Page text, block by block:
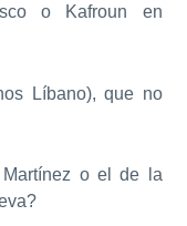
o Kafroun en
Líbano), que no
o el de la